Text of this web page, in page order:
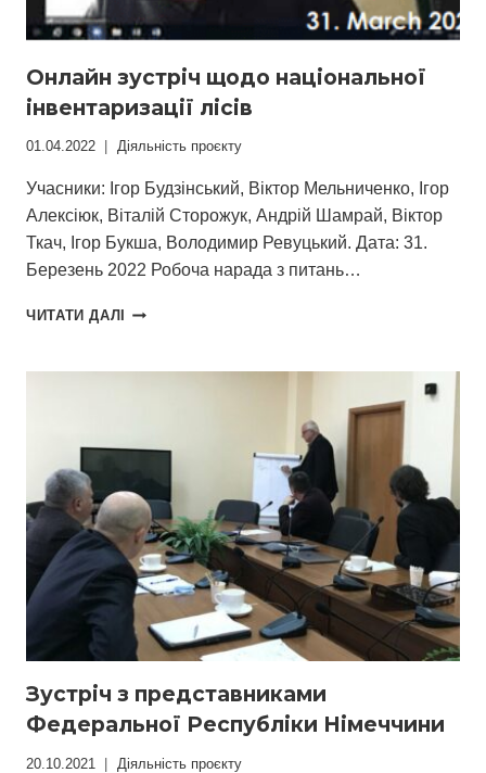
Онлайн зустріч щодо національної
інвентаризації лісів
01.04.2022 Діяльність проєкту
Учасники: Ігор Будзінський, Віктор Мельниченко, Ігор
Алексіюк, Віталій Сторожук, Андрій Шамрай, Віктор
Ткач, Ігор Букша, Володимир Ревуцький. Дата: 31.
Березень 2022 Робоча нарада з питань…
ЧИТАТИ ДАЛІ
ОНЛАЙН
НАЦІОНАЛЬНОЇ
Зустріч з представниками
Федеральної Республіки Німеччини
20.10.2021 Діяльність проєкту